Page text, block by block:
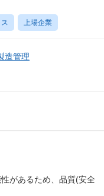
上場企業
造管理
があるため、品質(安全